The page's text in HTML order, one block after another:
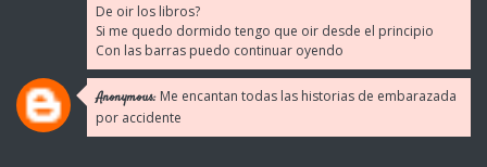
De oir los libros?
Si me quedo dormido tengo que oir desde el principio
Con las barras puedo continuar oyendo
Anonymous: Me encantan todas las historias de embarazada
por accidente